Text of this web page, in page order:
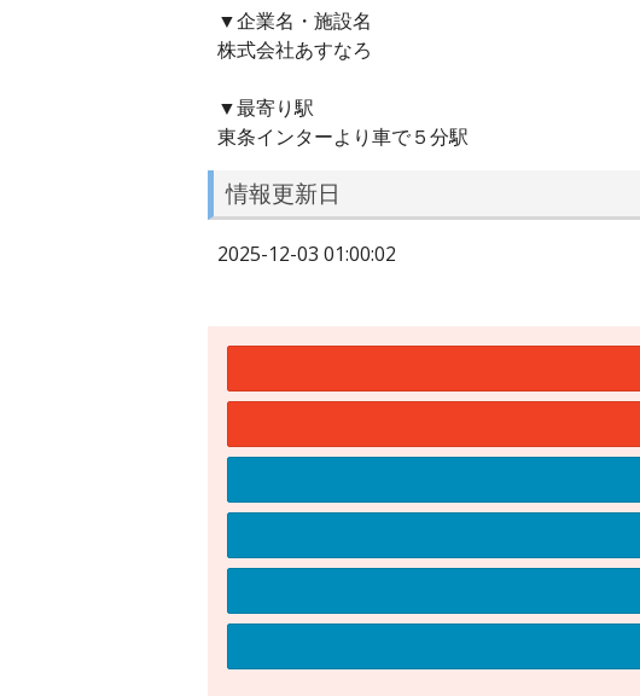
▼企業名・施設名
株式会社あすなろ
▼最寄り駅
東条インターより車で５分駅
情報更新日
2025-12-03 01:00:02